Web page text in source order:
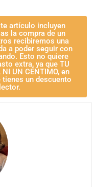
artículo incluyen
la compra de un
recibiremos una
a poder seguir con
Esto no quiere
extra, ya que TU
NI UN CÉNTIMO, en
tienes un descuento